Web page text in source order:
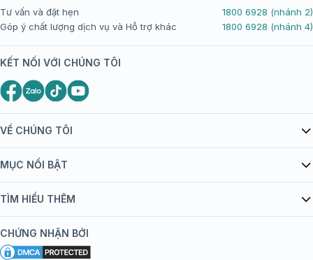
VỀ CHÚNG TÔI
Giới thiệu Tiêm Chủng FPT Long Châu
bán hàng
Chính sách nội dung
Chính sách bảo mật
MỤC NỔI BẬT
Danh mục vắc xin
Đội ngũ bác sĩ, chuyên gia
TÌM HIỂU THÊM
Khuyến mãi
Tôi nên tiêm gì?
CHỨNG NHẬN BỞI
Tư vấn và đặt hẹn
1800 6928 (nhánh 2)
Góp ý chất lượng dịch vụ và Hỗ trợ khác
1800 6928 (nhánh 4)
KẾT NỐI VỚI CHÚNG TÔI